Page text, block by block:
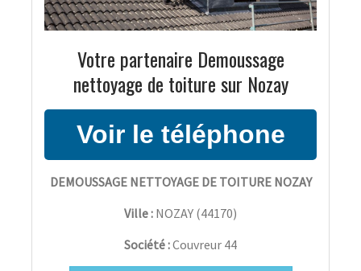
Votre partenaire Demoussage
nettoyage de toiture sur Nozay
DEMOUSSAGE NETTOYAGE DE TOITURE NOZAY
Ville : NOZAY (44170)
Société :Couvreur 44